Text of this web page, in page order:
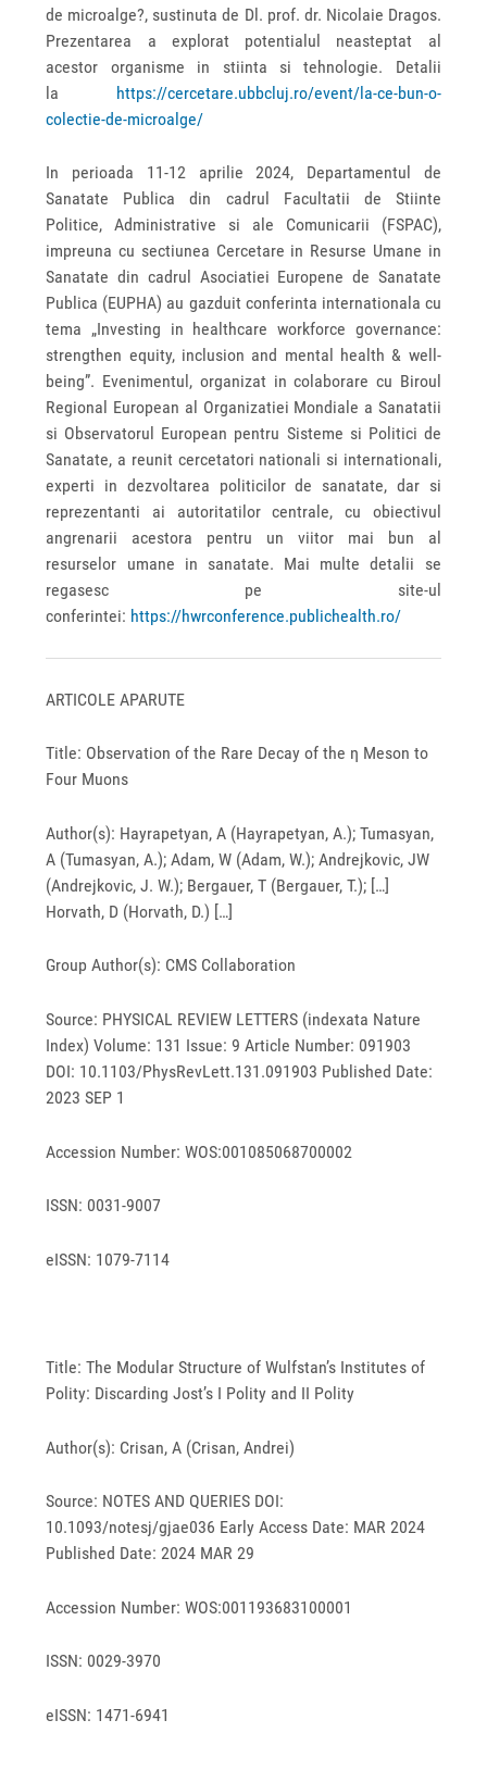
de microalge?, sustinuta de Dl. prof. dr. Nicolaie Dragos.
Prezentarea a explorat potentialul neasteptat al
acestor organisme in stiinta si tehnologie. Detalii
la https://cercetare.ubbcluj.ro/event/la-ce-bun-o-
colectie-de-microalge/
In perioada 11-12 aprilie 2024, Departamentul de
Sanatate Publica din cadrul Facultatii de Stiinte
Politice, Administrative si ale Comunicarii (FSPAC),
impreuna cu sectiunea Cercetare in Resurse Umane in
Sanatate din cadrul Asociatiei Europene de Sanatate
Publica (EUPHA) au gazduit conferinta internationala cu
tema „Investing in healthcare workforce governance:
strengthen equity, inclusion and mental health & well-
being”. Evenimentul, organizat in colaborare cu Biroul
Regional European al Organizatiei Mondiale a Sanatatii
si Observatorul European pentru Sisteme si Politici de
Sanatate, a reunit cercetatori nationali si internationali,
experti in dezvoltarea politicilor de sanatate, dar si
reprezentanti ai autoritatilor centrale, cu obiectivul
angrenarii acestora pentru un viitor mai bun al
resurselor umane in sanatate. Mai multe detalii se
regasesc pe site-ul
conferintei: https://hwrconference.publichealth.ro/
ARTICOLE APARUTE
Title: Observation of the Rare Decay of the η Meson to
Four Muons
Author(s): Hayrapetyan, A (Hayrapetyan, A.); Tumasyan,
A (Tumasyan, A.); Adam, W (Adam, W.); Andrejkovic, JW
(Andrejkovic, J. W.); Bergauer, T (Bergauer, T.); […]
Horvath, D (Horvath, D.) […]
Group Author(s): CMS Collaboration
Source: PHYSICAL REVIEW LETTERS (indexata Nature
Index) Volume: 131 Issue: 9 Article Number: 091903
DOI: 10.1103/PhysRevLett.131.091903 Published Date:
2023 SEP 1
Accession Number: WOS:001085068700002
ISSN: 0031-9007
eISSN: 1079-7114
Title: The Modular Structure of Wulfstan’s Institutes of
Polity: Discarding Jost’s I Polity and II Polity
Author(s): Crisan, A (Crisan, Andrei)
Source: NOTES AND QUERIES DOI:
10.1093/notesj/gjae036 Early Access Date: MAR 2024
Published Date: 2024 MAR 29
Accession Number: WOS:001193683100001
ISSN: 0029-3970
eISSN: 1471-6941